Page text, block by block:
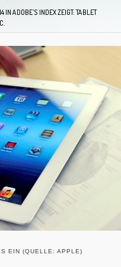
IN ADOBE’S INDEX ZEIGT: TABLET
EIN (QUELLE: APPLE)